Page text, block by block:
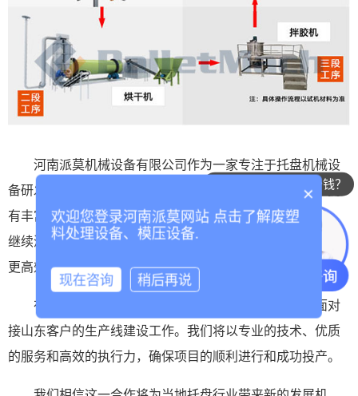
河南派莫机械设备有限公司作为一家专注于托盘机械设
备研发、设计、生产、销售、服务于一体的科技型企业，拥
有丰富的经验和技术实力。河南派莫将以本次合作为契机，
继续深化与国内外客户的合作，不断优化产品和服务，提供
更高效、更环保的托盘生产解决方案。
在合同签订后，河南派莫将立即成立项目小组，全面对
接山东客户的生产线建设工作。我们将以专业的技术、优质
的服务和高效的执行力，确保项目的顺利进行和成功投产。
整套设备运行成本大概多少？
一套设备大概多少钱？
×
欢迎您登录河南派莫网站 点击了解废塑
料处理设备、模压设备.
现在咨询 稍后再说